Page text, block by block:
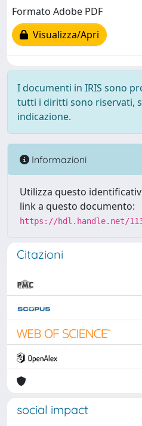
Formato Adobe PDF
Visualizza/Apri
I documenti in IRIS sono
tutti i diritti sono riservati,
indicazione.
Informazioni
Utilizza questo
link a questo documento:
https://hdl.handle.net/
Citazioni
social impact